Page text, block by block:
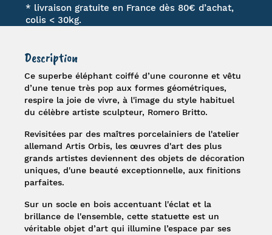
* livraison gratuite en France dès 80€ d’achat,
colis < 30kg.
Description
Ce superbeéléphant coiffé d’une couronne et vêtu
d’une tenue très pop aux formes géométriques,
respire la joie de vivre, à l'image du style habituel
du célèbre artiste sculpteur, Romero Britto.
Revisitées par des maîtres porcelainiers de l'atelier
allemand Artis Orbis, les œuvres d'art des plus
grands artistes deviennent des objets de décoration
uniques, d'une beauté exceptionnelle, aux finitions
parfaites.
Sur un socle en bois accentuant l'éclat et la
brillance de l'ensemble, cette statuette est un
véritable objet d’art qui illumine l’espace par ses